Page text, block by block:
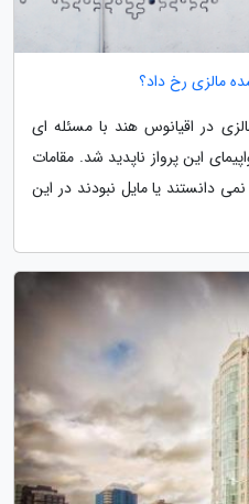
مالزی رخ داد؟
در اقیانوس هند با مسئله ای
این پرواز ناپدید شد. مقامات
دانستند یا مایل نبودند در این